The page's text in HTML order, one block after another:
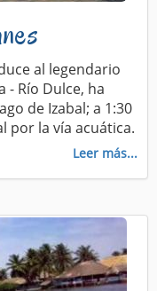
al legendario
- Río Dulce, ha
de Izabal; a 1:30
por la vía acuática.
Leer más...